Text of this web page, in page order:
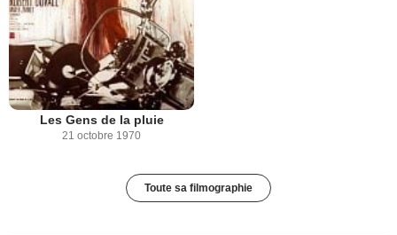
Les Gens de la pluie
21 octobre 1970
Toute sa filmographie